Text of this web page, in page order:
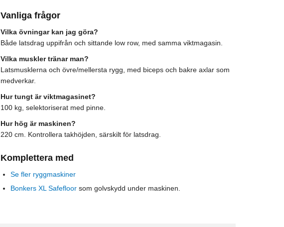
Vanliga frågor
Vilka övningar kan jag göra?
Både latsdrag uppifrån och sittande low row, med samma viktmagasin.
Vilka muskler tränar man?
Latsmusklerna och övre/mellersta rygg, med biceps och bakre axlar som
medverkar.
Hur tungt är viktmagasinet?
100 kg, selektoriserat med pinne.
Hur hög är maskinen?
220 cm. Kontrollera takhöjden, särskilt för latsdrag.
Komplettera med
Se fler ryggmaskiner
Bonkers XL Safefloorsom golvskydd under maskinen.